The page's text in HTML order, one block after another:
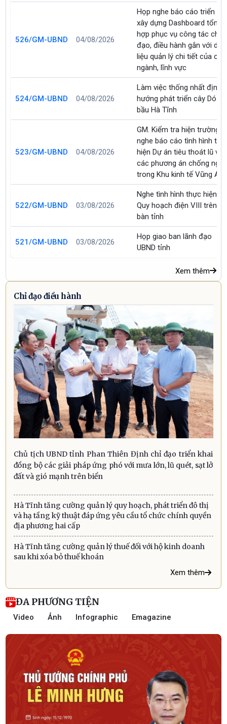
526/GM-UBND 04/08/2026
Họp nghe báo cáo triển
xây dựng Dashboard tổng
hợp phục vụ công tác chỉ
đạo, điều hành gắn với dữ
liệu quản lý chi tiết của các
ngành, lĩnh vực
524/GM-UBND 04/08/2026
Làm việc thống nhất định
hướng phát triển cây Dó
bầu Hà Tĩnh
523/GM-UBND 04/08/2026
GM. Kiểm tra hiện trường
nghe báo cáo tình hình
hiện Dự án tiêu thoát lũ và
các phương án chống
trong Khu kinh tế Vũng
522/GM-UBND 03/08/2026
Nghe tình hình thực hiện
Quy hoạch điện VIII trên
bàn tỉnh
521/GM-UBND 03/08/2026
Họp giao ban lãnh đạo
UBND tỉnh
Xem thêm
Chỉ đạo điều hành
Chủ tịch UBND tỉnh Phan Thiên Định chỉ đạo triển khai
đồng bộ các giải pháp ứng phó với mưa lớn, lũ quét, sạt lở
đất và gió mạnh trên biển
Hà Tĩnh tăng cường quản lý quy hoạch, phát triển đô thị
và hạ tầng kỹ thuật đáp ứng yêu cầu tổ chức chính quyền
địa phương hai cấp
Hà Tĩnh tăng cường quản lý thuế đối với hộ kinh doanh
sau khi xóa bỏ thuế khoán
Xem thêm
ĐA PHƯƠNG TIỆN
Video Ảnh Infographic Emagazine
Những chỉ số kinh tế ấn tượng trong quý
I/2026 của Hà Tĩnh